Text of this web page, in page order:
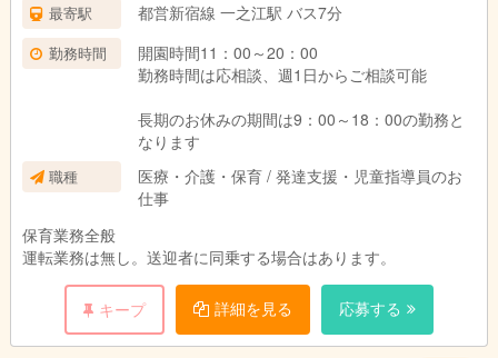
最寄駅 都営新宿線 一之江駅 バス7分
勤務時間
開園時間11：00～20：00
勤務時間は応相談、週1日からご相談可能
長期のお休みの期間は9：00～18：00の勤務と
なります
職種
医療・介護・保育 / 発達支援・児童指導員のお
仕事
保育業務全般
運転業務は無し。送迎者に同乗する場合はあります。
キープ 詳細を見る 応募する